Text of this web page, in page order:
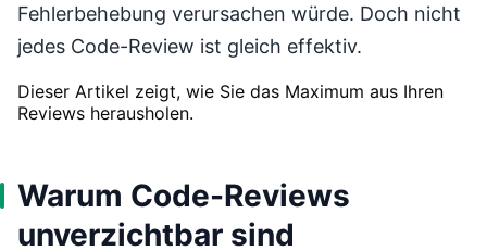
Fehlerbehebung verursachen würde. Doch nicht
jedes Code-Review ist gleich effektiv.
Dieser Artikel zeigt, wie Sie das Maximum aus Ihren
Reviews herausholen.
Warum Code-Reviews
unverzichtbar sind